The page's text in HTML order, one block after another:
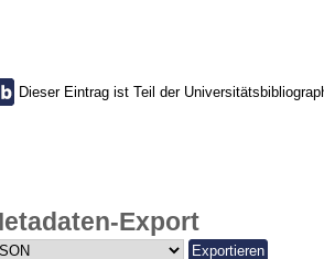
Dieser Eintrag ist Teil der
Export